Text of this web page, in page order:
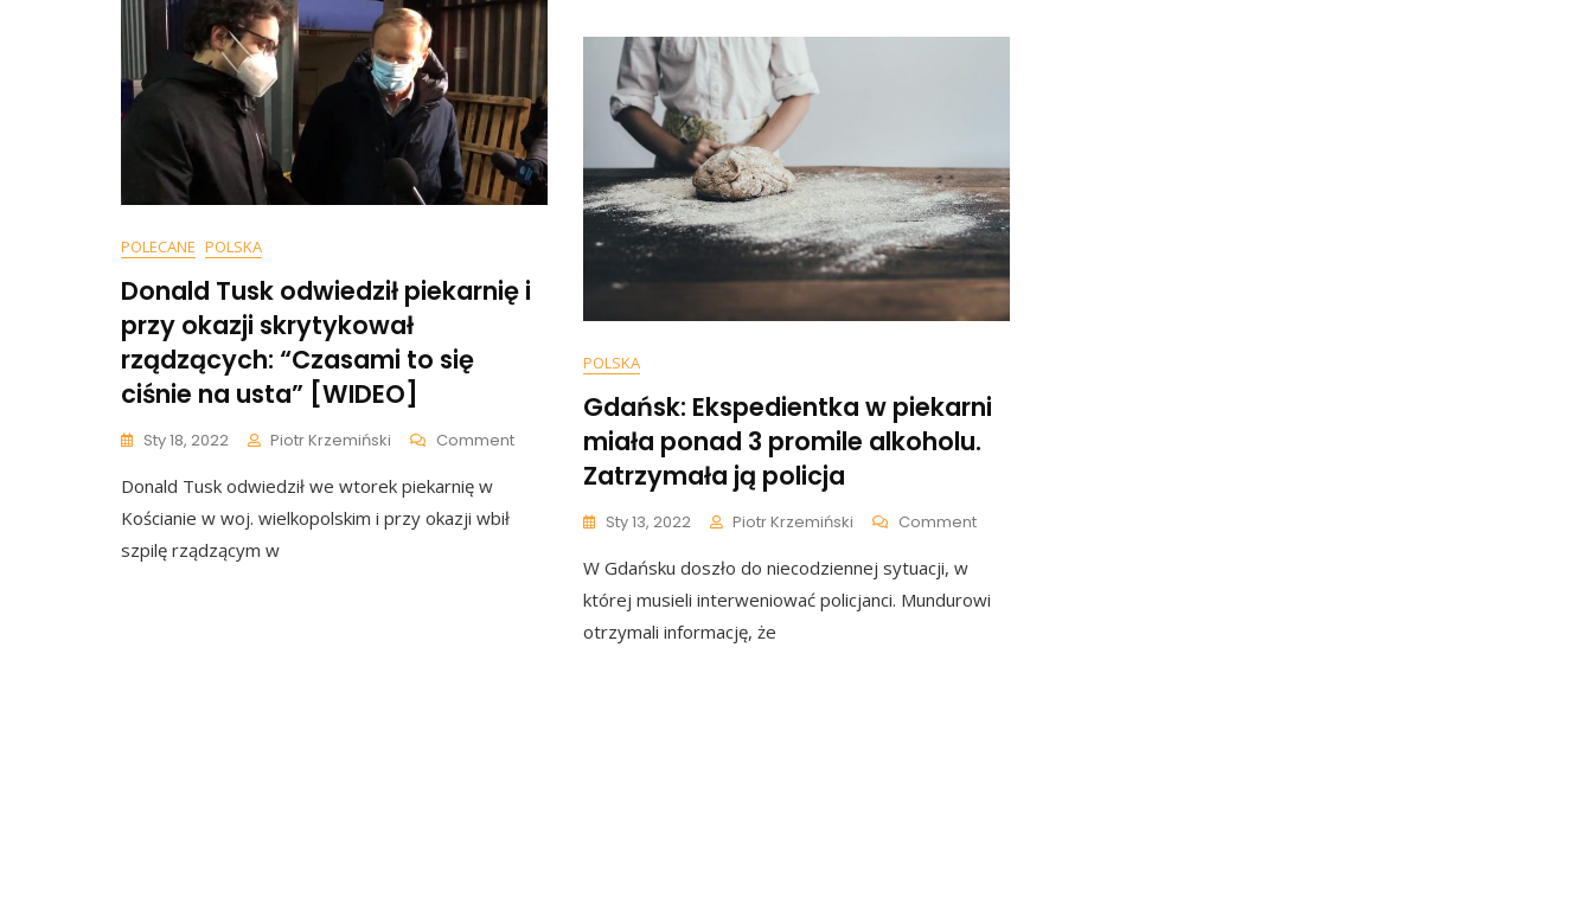
Gazu
POLECANE POLSKA
Donald Tusk odwiedził piekarnię i
przy okazji skrytykował
rządzących: “Czasami to się
ciśnie na usta” [WIDEO]
Sty 18, 2022 Piotr Krzemiński CommentOn
Odwiedził
Piekarnię
Skrytykował
Donald Tusk odwiedził we wtorek piekarnię w
Kościanie w woj. wielkopolskim i przy okazji wbił
szpilę rządzącym w
POLSKA
Gdańsk: Ekspedientka w piekarni
miała ponad 3 promile alkoholu.
Zatrzymała ją policja
Sty 13, 2022 Piotr Krzemiński CommentOn
W
W Gdańsku doszło do niecodziennej sytuacji, w
której musieli interweniować policjanci. Mundurowi
otrzymali informację, że